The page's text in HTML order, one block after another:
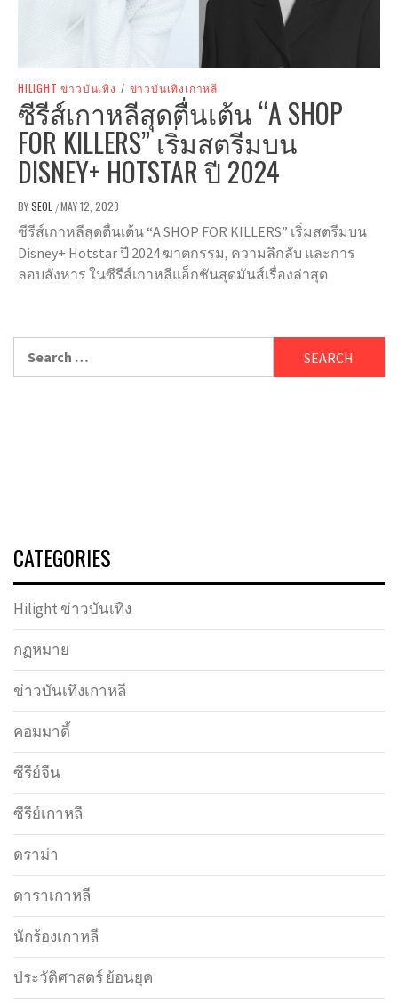
HILIGHT ข่าวบันเทิง / ข่าวบันเทิงเกาหลี
ซีรีส์เกาหลีสุดตื่นเต้น “A SHOP
FOR KILLERS” เริ่มสตรีมบน
DISNEY+ HOTSTAR ปี 2024
BYSEOL /MAY 12, 2023
ซีรีส์เกาหลีสุดตื่นเต้น “A SHOP FOR KILLERS” เริ่มสตรีมบน
Disney+ Hotstar ปี 2024 ฆาตกรรม, ความลึกลับ และการ
ลอบสังหาร ในซีรีส์เกาหลีแอ็กชันสุดมันส์เรื่องล่าสุด
CATEGORIES
Hilight ข่าวบันเทิง
กฏหมาย
ข่าวบันเทิงเกาหลี
คอมมาดี้
ซีรีย์จีน
ซีรีย์เกาหลี
ดราม่า
ดาราเกาหลี
นักร้องเกาหลี
ประวัติศาสตร์ ย้อนยุค